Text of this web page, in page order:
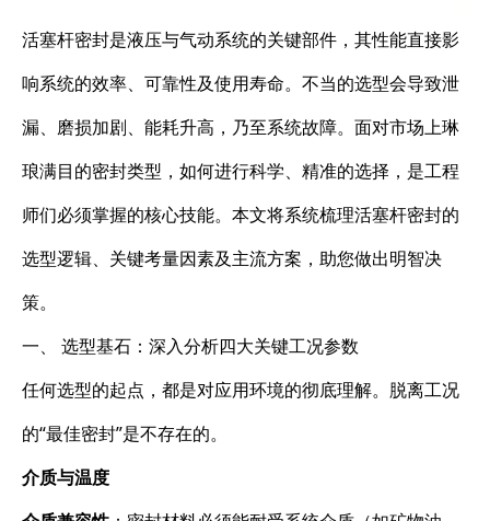
活塞杆密封是液压与气动系统的关键部件，其性能直接影
响系统的效率、可靠性及使用寿命。不当的选型会导致泄
漏、磨损加剧、能耗升高，乃至系统故障。面对市场上琳
琅满目的密封类型，如何进行科学、精准的选择，是工程
师们必须掌握的核心技能。本文将系统梳理活塞杆密封的
选型逻辑、关键考量因素及主流方案，助您做出明智决
策。
一、 选型基石：深入分析四大关键工况参数
任何选型的起点，都是对应用环境的彻底理解。脱离工况
的“最佳密封”是不存在的。
介质与温度